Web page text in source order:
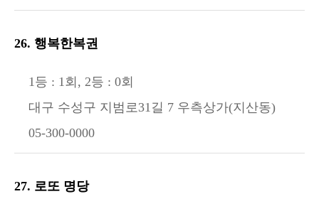
26. 행복한복권
1등 : 1회, 2등 : 0회
대구 수성구 지범로31길 7 우측상가(지산동)
05-300-0000
27. 로또 명당